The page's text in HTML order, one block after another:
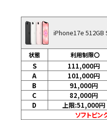
iPhone17e 512GB
状態 利用制限〇
S 111,000円
A
101,000円
B
91,000円
C
82,000円
D
上限:51,000円
ソフトピン